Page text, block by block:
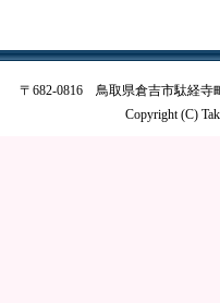
〒682-0816 鳥取県倉吉市駄経寺
Copyright (C)